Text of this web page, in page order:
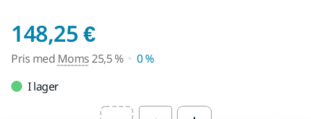
148,25 €Pris med Moms 25,5
Pris med Moms25,5 %
0 %
I lager